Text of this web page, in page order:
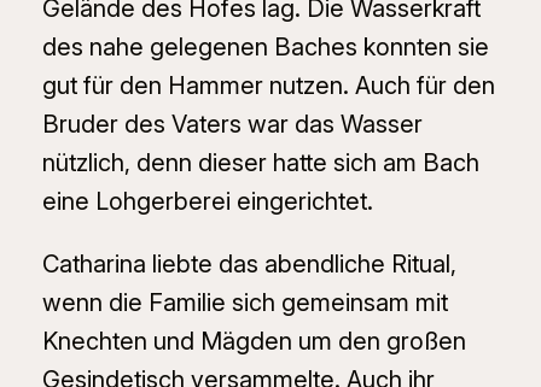
Gelände des Hofes lag. Die Wasserkraft
des nahe gelegenen Baches konnten sie
gut für den Hammer nutzen. Auch für den
Bruder des Vaters war das Wasser
nützlich, denn dieser hatte sich am Bach
eine Lohgerberei eingerichtet.
Catharina liebte das abendliche Ritual,
wenn die Familie sich gemeinsam mit
Knechten und Mägden um den großen
Gesindetisch versammelte. Auch ihr